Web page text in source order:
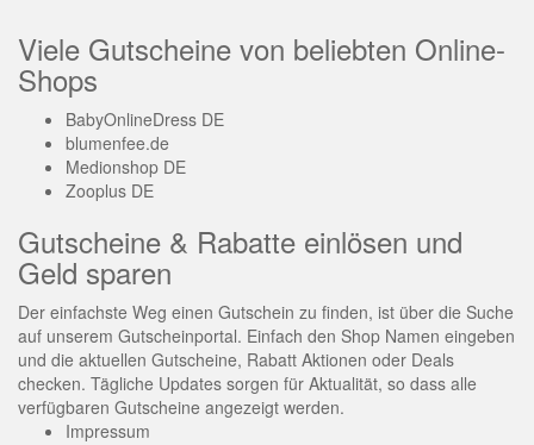
Viele Gutscheine von beliebten Online-
Shops
BabyOnlineDress DE
blumenfee.de
Medionshop DE
Zooplus DE
Gutscheine & Rabatte einlösen und
Geld sparen
Der einfachste Weg einen Gutschein zu finden, ist über die Suche
auf unserem Gutscheinportal. Einfach den Shop Namen eingeben
und die aktuellen Gutscheine, Rabatt Aktionen oder Deals
checken. Tägliche Updates sorgen für Aktualität, so dass alle
verfügbaren Gutscheine angezeigt werden.
Impressum